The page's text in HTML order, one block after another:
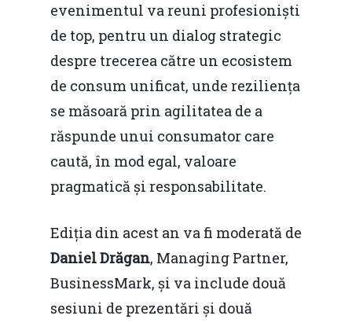
evenimentul va reuni profesioniști
de top, pentru un dialog strategic
despre trecerea către un ecosistem
de consum unificat, unde reziliența
se măsoară prin agilitatea de a
răspunde unui consumator care
caută, în mod egal, valoare
pragmatică și responsabilitate.
Ediția din acest an va fi moderată de
Daniel Drăgan, Managing Partner,
BusinessMark, și va include două
sesiuni de prezentări și două